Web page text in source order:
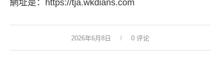
網址是： https://tja.wkdians.com
2026年6月8日 0 评论